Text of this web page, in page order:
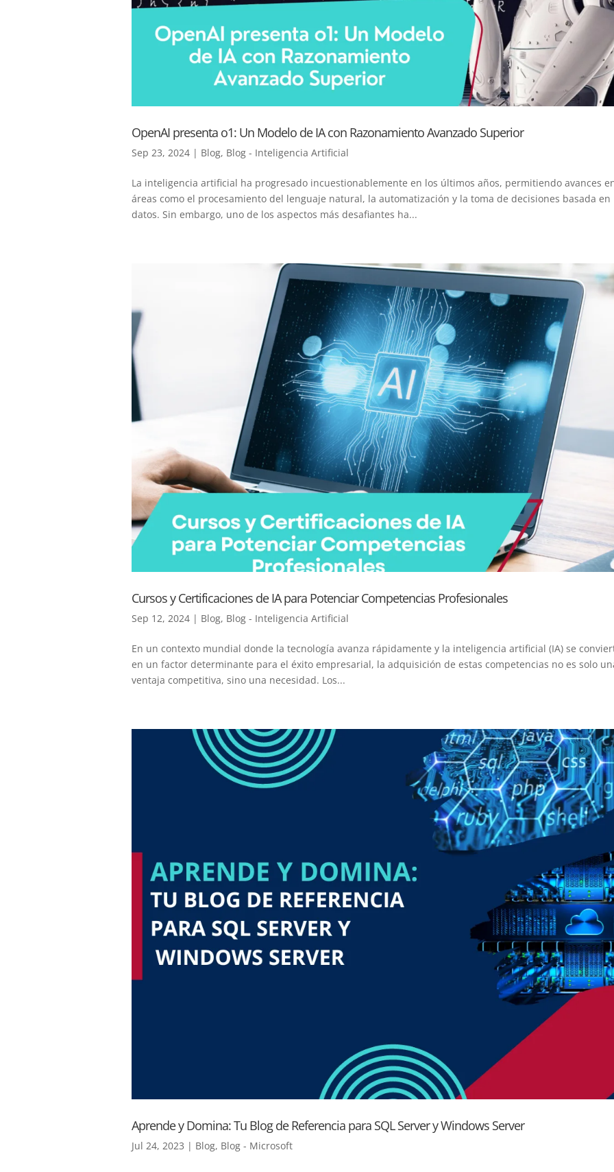
OpenAI presenta o1: Un Modelo de IA con Razonamiento Avanzado Superior
Sep 23, 2024 | Blog, Blog - Inteligencia Artificial
La inteligencia artificial ha progresado incuestionablemente en los últimos años, permitiendo avances
áreas como el procesamiento del lenguaje natural, la automatización y la toma de decisiones basada en
datos. Sin embargo, uno de los aspectos más desafiantes ha...
Cursos y Certificaciones de IA para Potenciar Competencias Profesionales
Sep 12, 2024 | Blog, Blog - Inteligencia Artificial
En un contexto mundial donde la tecnología avanza rápidamente y la inteligencia artificial (IA) se
en un factor determinante para el éxito empresarial, la adquisición de estas competencias no es solo
ventaja competitiva, sino una necesidad. Los...
Aprende y Domina: Tu Blog de Referencia para SQL Server y Windows Server
Jul 24, 2023 | Blog, Blog - Microsoft